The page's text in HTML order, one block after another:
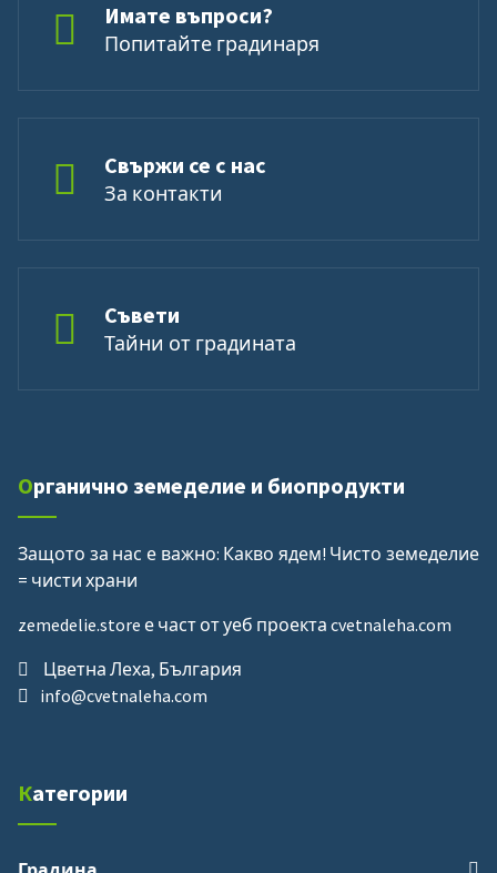
Имате въпроси?
Попитайте градинаря
Свържи се с нас
За контакти
Съвети
Тайни от градината
Органично земеделие и биопродукти
Защото за нас е важно: Какво ядем! Чисто земеделие
= чисти храни
zemedelie.store е част от уеб проекта cvetnaleha.com
Цветна Леха, България
info@cvetnaleha.com
Категории